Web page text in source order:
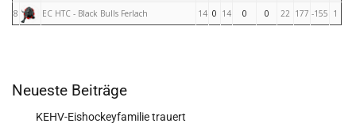
8 EC HTC - Black Bulls Ferlach 14 0 14 0 0 22 177 -155 1
Neueste Beiträge
KEHV-Eishockeyfamilie trauert